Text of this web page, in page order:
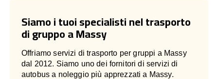
Siamo i tuoi specialisti nel trasporto
di gruppo a Massy
Offriamo servizi di trasporto per gruppi a Massy
dal 2012. Siamo uno dei fornitori di servizi di
autobus a noleggio più apprezzati a Massy.